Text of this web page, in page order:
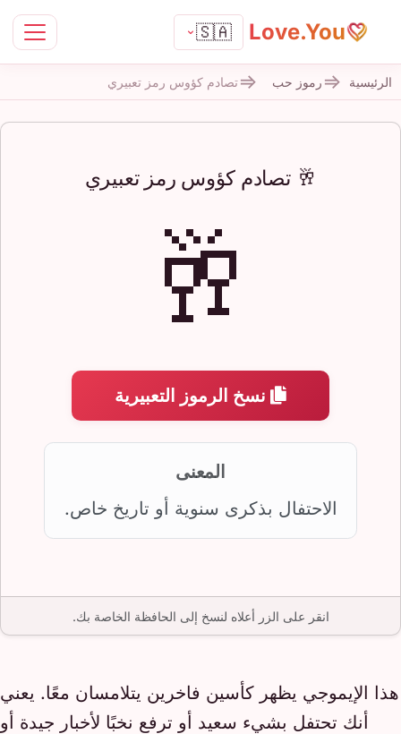
Love.You
🇸🇦
الرئيسية رموز حب تصادم كؤوس رمز تعبيري
🥂 تصادم كؤوس رمز تعبيري
🥂
نسخ الرموز التعبيرية
المعنى
الاحتفال بذكرى سنوية أو تاريخ خاص.
انقر على الزر أعلاه لنسخ إلى الحافظة الخاصة بك.
هذا الإيموجي يظهر كأسين فاخرين يتلامسان معًا. يعني
أنك تحتفل بشيء سعيد أو ترفع نخبًا لأخبار جيدة أو